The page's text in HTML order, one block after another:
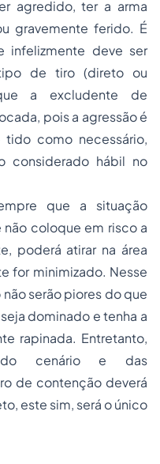
agredido, ter a arma
gravemente ferido. É
infelizmente deve ser
de tiro (direto ou
a excludente de
pois a agressão é
como necessário,
considerado hábil no
que a situação
coloque em risco a
poderá atirar na área
for minimizado. Nesse
serão piores do que
dominado e tenha a
rapinada. Entretanto,
do cenário e das
de contenção deverá
este sim, será o único